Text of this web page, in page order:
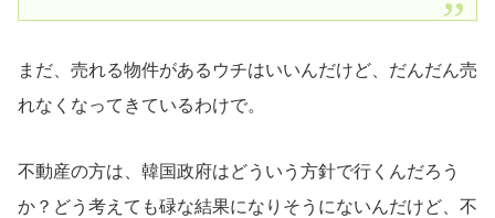
まだ、売れる物件があるウチはいいんだけど、だんだん売
れなくなってきているわけで。
不動産の方は、韓国政府はどういう方針で行くんだろう
か？どう考えても碌な結果になりそうにないんだけど、不